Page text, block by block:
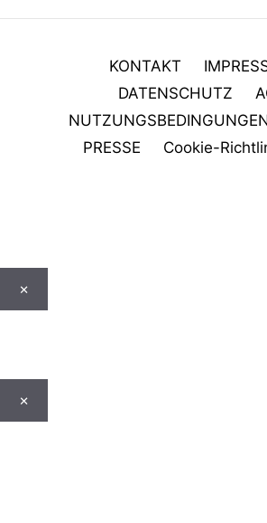
KONTAKT
DATENSCHUTZ
PRESSE
Cookie-
×
×